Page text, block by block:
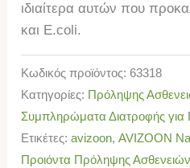
ιδιαίτερα αυτών που
και E.coli.
Κωδικός προϊόντος:63318
Κατηγορίες: Πρόληψης
Συμπληρώματα Διατροφής για
Ετικέτες:avizoon,AVIZOON
Προιόντα Πρόληψης Ασθενειών